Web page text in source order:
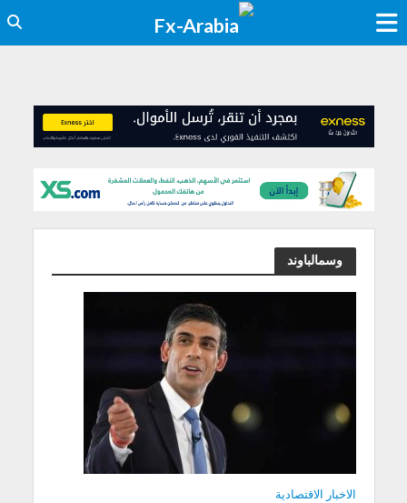
وسمالباوند
الاخبار الاقتصادية